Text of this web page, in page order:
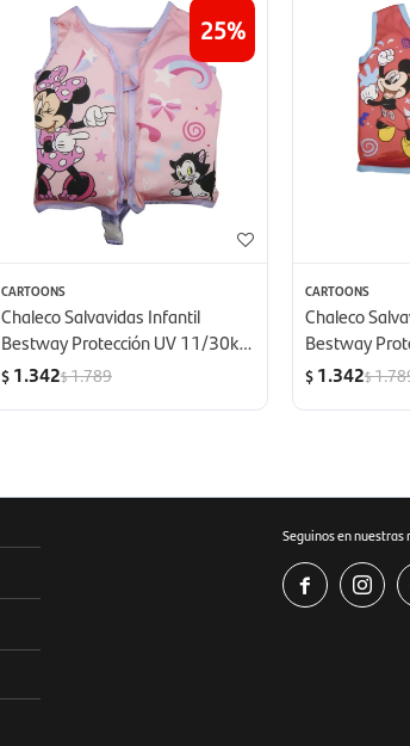
25
CARTOONS
Chaleco Salvavidas Infantil
Bestway Protección UV 11/30kg
- Minnie
$ 1.342$1.789
CARTOONS
Chaleco
Bestway
- Mickey
$ 1.342$
Seguinos en nuestras
 